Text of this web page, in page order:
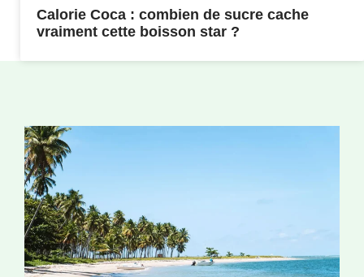
Calorie Coca : combien de sucre cache
vraiment cette boisson star ?